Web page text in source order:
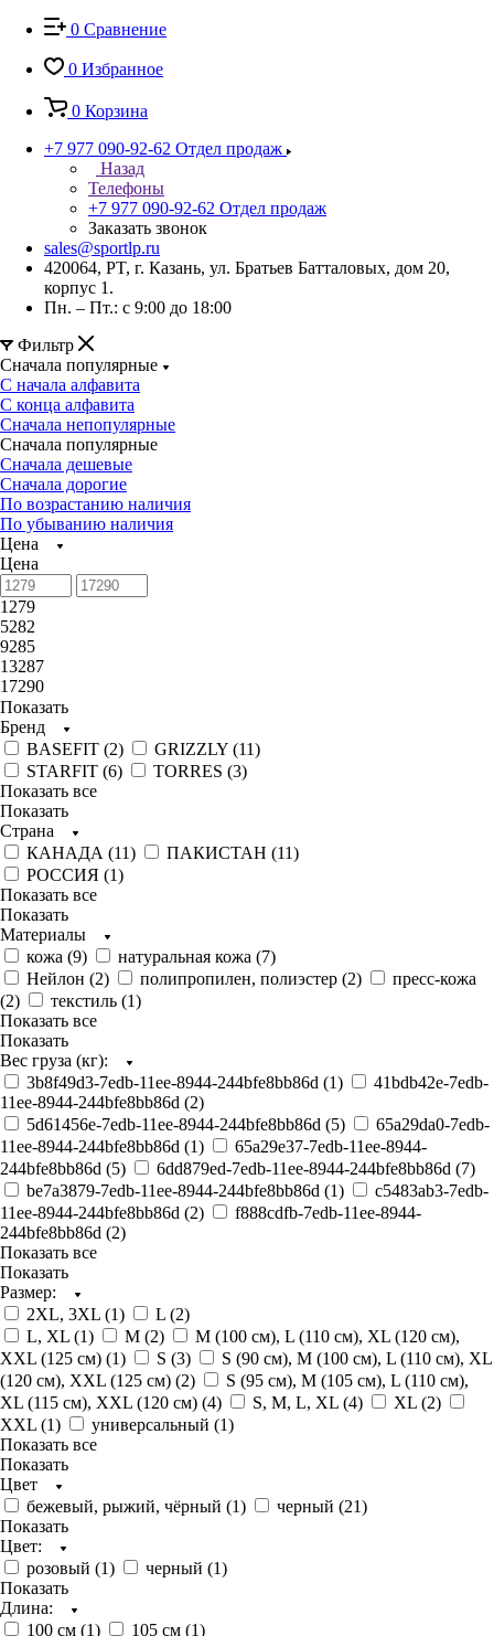
0 Сравнение
0 Избранное
0 Корзина
+7 977 090-92-62 Отдел продаж
Назад
Телефоны
+7 977 090-92-62 Отдел продаж
Заказать звонок
sales@sportlp.ru
420064, PT, г. Казань, ул. Братьев Батталовых, дом 20,
корпус 1.
Пн. – Пт.: с 9:00 до 18:00
Фильтр
Сначала популярные
С начала алфавита
С конца алфавита
Сначала непопулярные
Сначала популярные
Сначала дешевые
Сначала дорогие
По возрастанию наличия
По убыванию наличия
Цена
Цена
1279
5282
9285
13287
17290
Показать
Бренд
BASEFIT (2) GRIZZLY (11)
STARFIT (6) TORRES (3)
Показать все
Показать
Страна
КАНАДА (11) ПАКИСТАН (11)
РОССИЯ (1)
Показать все
Показать
Материалы
кожа (9) натуральная кожа (7)
Нейлон (2) полипропилен, полиэстер (2)
пресс-кожа
(2) текстиль (1)
Показать все
Показать
Вес груза (кг):
3b8f49d3-7edb-11ee-8944-244bfe8bb86d (1)
41bdb42e-7edb-
11ee-8944-244bfe8bb86d (2)
5d61456e-7edb-11ee-8944-244bfe8bb86d (5)
65a29da0-7edb-
11ee-8944-244bfe8bb86d (1)
65a29e37-7edb-11ee-8944-
244bfe8bb86d (5) 6dd879ed-7edb-11ee-8944-244bfe8bb86d (7)
be7a3879-7edb-11ee-8944-244bfe8bb86d (1)
c5483ab3-7edb-
11ee-8944-244bfe8bb86d (2)
f888cdfb-7edb-11ee-8944-
244bfe8bb86d (2)
Показать все
Показать
Размер:
2XL, 3XL (1) L (2)
L, XL (1) M (2)
M (100 см), L (110 см), XL (120 см),
XXL (125 см) (1) S (3)
S (90 см), M (100 см), L (110 см), XL
(120 см), XXL (125 см) (2)
S (95 см), M (105 см), L (110 см),
XL (115 см), XXL (120 см) (4) S, M, L, XL (4) XL (2)
XXL (1) универсальный (1)
Показать все
Показать
Цвет
бежевый, рыжий, чёрный (1) черный (21)
Показать
Цвет:
розовый (1) черный (1)
Показать
Длина:
100 см (1) 105 см (1)